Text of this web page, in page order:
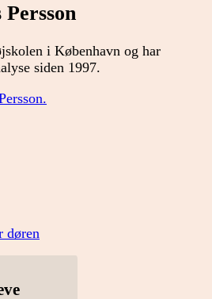
i København og har
siden 1997.
døren